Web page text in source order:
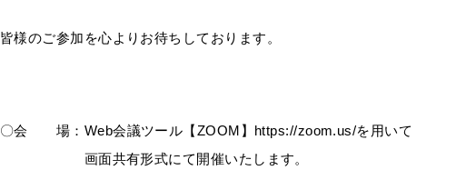
皆様のご参加を心よりお待ちしております。
〇会 場： Web会議ツール【ZOOM】https://zoom.us/を用いて
画面共有形式にて開催いたします。